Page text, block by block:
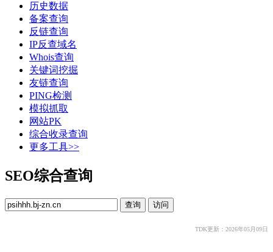
历史数据
备案查询
反链查询
IP反查域名
Whois查询
关键词挖掘
友链查询
PING检测
模拟抓取
网站PK
综合收录查询
更多工具>>
SEO综合查询
TDK更新：2026年05月09日